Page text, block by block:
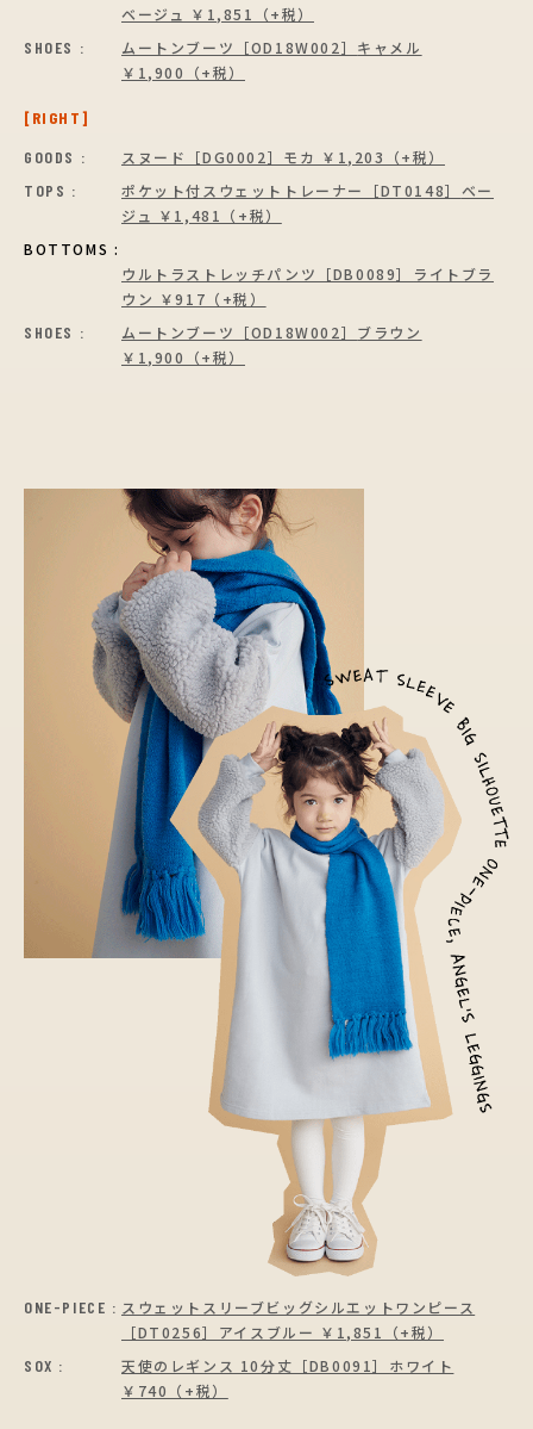
ベージュ ￥1,851（+税）
SHOES :
ムートンブーツ［OD18W002］ キャメル
￥1,900（+税）
[RIGHT]
GOODS :
スヌード［DG0002］モカ ￥1,203（+税）
TOPS :
ポケット付スウェットトレーナー［DT0148］ ベー
ジュ ￥1,481（+税）
BOTTOMS :
ウルトラストレッチパンツ［DB0089］
ライトブラ
ウン ￥917（+税）
SHOES :
ムートンブーツ［OD18W002］ ブラウン
￥1,900（+税）
ONE-PIECE : スウェットスリーブビッグシルエットワンピース
［DT0256］アイスブルー ￥1,851（+税）
SOX :
天使のレギンス 10分丈［DB0091］ ホワイト
￥740（+税）